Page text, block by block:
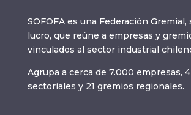
SOFOFA es una Federación
lucro, que reúne a empresas y
vinculados al sector industrial
Agrupa a cerca de 7.000 empresas,
sectoriales y 21 gremios regionales.